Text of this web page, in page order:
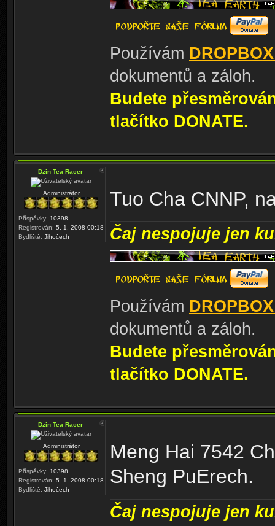
Používám
dokumentů a záloh.
Budete
tlačítko DONATE.
Dzin Tea Racer
Administrátor
Příspěvky: 10398
Registrován: 5. 1. 2008 00:18
Bydliště: Jihočech
Tuo Cha CNNP,
Čaj nespojuje jen
Používám
dokumentů a záloh.
Budete
tlačítko DONATE.
Dzin Tea Racer
Administrátor
Příspěvky: 10398
Registrován: 5. 1. 2008 00:18
Bydliště: Jihočech
Meng Hai 7542
Sheng PuErech.
Čaj nespojuje jen